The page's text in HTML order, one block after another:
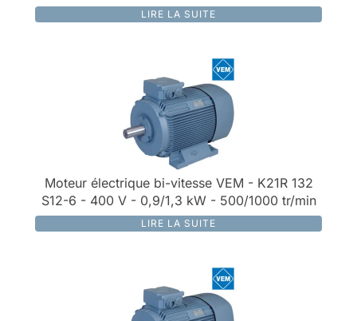
LIRE LA SUITE
Moteur électrique bi-vitesse VEM - K21R 132
S12-6 - 400 V - 0,9/1,3 kW - 500/1000 tr/min
LIRE LA SUITE